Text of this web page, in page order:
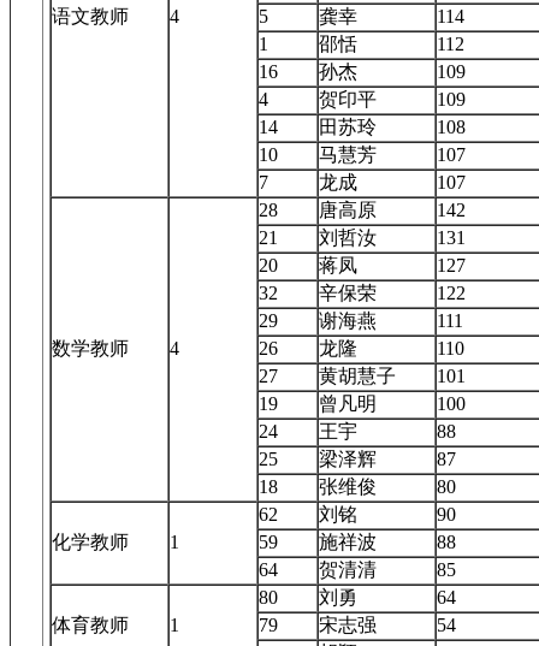
语文教师 4
5
龚幸
114
1
邵恬
112
16
孙杰
109
4
贺印平
109
14
田苏玲
108
10
马慧芳
107
7
龙成 107
数学教师 4
28 唐高原
142
21
刘哲汝
131
20
蒋凤
127
32
辛保荣
122
29
谢海燕
111
26
龙隆
110
27
黄胡慧子
101
19
曾凡明
100
24
王宇
88
25
梁泽辉
87
18
张维俊 80
化学教师 1
62 刘铭
90
59
施祥波
88
64
贺清清 85
体育教师 1
80 刘勇
64
79
宋志强
54